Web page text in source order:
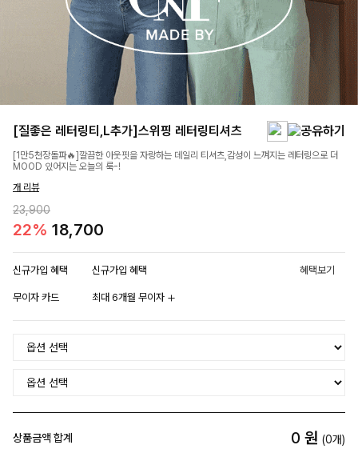
[질좋은 레터링티,L추가]스위핑 레터링티셔츠
[1만5천장돌파🔥]깔끔한 아웃핏을 자랑하는 데일리 티셔츠,감성이 느껴지는 레터링으로 더
MOOD 있어지는 오늘의 룩-!
개 리뷰
23,900
22% 18,700
신규가입 혜택 신규가입 혜택 혜택보기
무이자 카드 최대 6개월 무이자
상품금액 합계 0 원 (0개)